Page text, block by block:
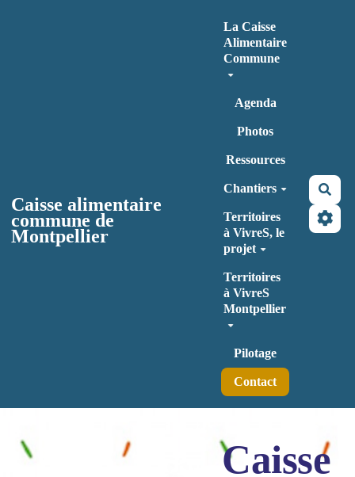
Caisse alimentaire
commune de
Montpellier
La Caisse
Alimentaire
Commune
Agenda
Photos
Ressources
Chantiers
Territoires
à VivreS, le
projet
Territoires
à VivreS
Montpellier
Pilotage
Contact
Caisse